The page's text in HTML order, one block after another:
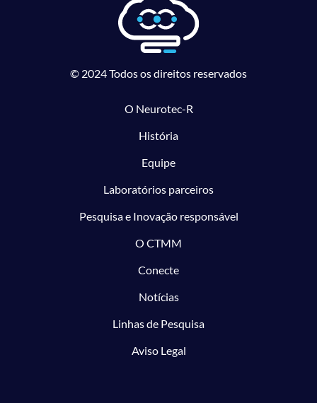
© 2024 Todos os direitos reservados
O Neurotec-R
História
Equipe
Laboratórios parceiros
Pesquisa e Inovação responsável
O CTMM
Conecte
Notícias
Linhas de Pesquisa
Aviso Legal